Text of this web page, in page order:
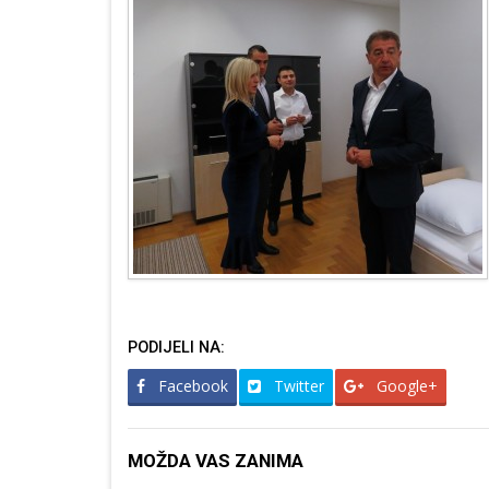
PODIJELI NA:
Facebook Twitter Google+
MOŽDA VAS ZANIMA